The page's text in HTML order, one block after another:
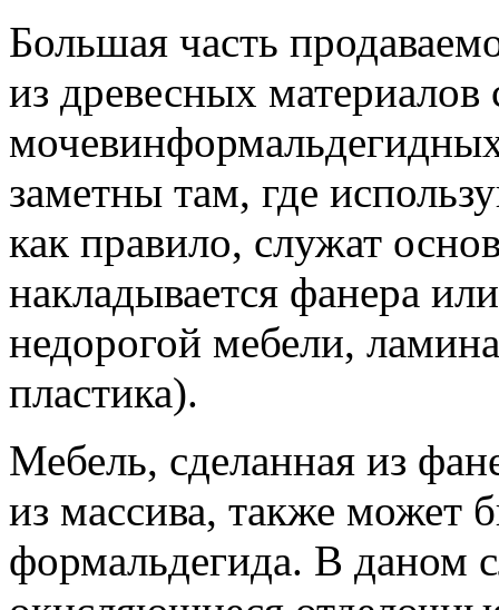
Большая часть
из древесных материалов
заметны там, где
как правило, служат
накладывается фанера
недорогой мебели,
пластика).
Мебель, сделанная из
из массива, также может
формальдегида. В даном